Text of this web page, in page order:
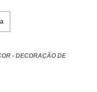
- DECORAÇÃO DE